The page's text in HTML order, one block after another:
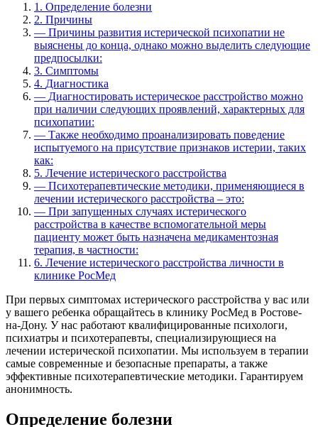
1. Определение болезни
2. Причины
— Причины развития истерической психопатии не
выяснены до конца, однако можно выделить следующие
предпосылки:
3. Симптомы
4. Диагностика
— Диагностировать истерическое расстройство можно
при наличии следующих проявлений, характерных для
психопатии:
— Также необходимо проанализировать поведение
испытуемого на присутствие признаков истерии, таких
как:
5. Лечение истерического расстройства
— Психотерапевтические методики, применяющиеся в
лечении истерического расстройства – это:
— При запущенных случаях истерического
расстройства в качестве вспомогательной меры
пациенту может быть назначена медикаментозная
терапия, в частности:
6. Лечение истерического расстройства личности в
клинике РосМед
При первых симптомах истерического расстройства у вас или
у вашего ребенка обращайтесь в клинику РосМед в Ростове-
на-Дону. У нас работают квалифицированные психологи,
психиатры и психотерапевты, специализирующиеся на
лечении истерической психопатии. Мы используем в терапии
самые современные и безопасные препараты, а также
эффективные психотерапевтические методики. Гарантируем
анонимность.
Определение болезни